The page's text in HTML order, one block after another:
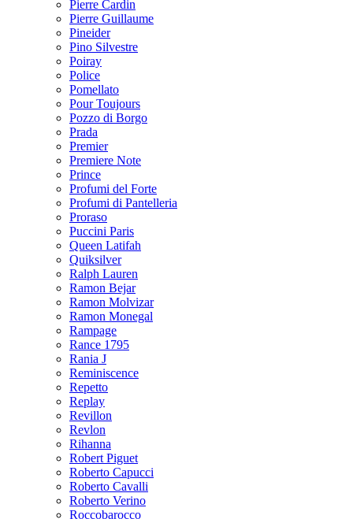
Pierre Cardin
Pierre Guillaume
Pineider
Pino Silvestre
Poiray
Police
Pomellato
Pour Toujours
Pozzo di Borgo
Prada
Premier
Premiere Note
Prince
Profumi del Forte
Profumi di Pantelleria
Proraso
Puccini Paris
Queen Latifah
Quiksilver
Ralph Lauren
Ramon Bejar
Ramon Molvizar
Ramon Monegal
Rampage
Rance 1795
Rania J
Reminiscence
Repetto
Replay
Revillon
Revlon
Rihanna
Robert Piguet
Roberto Capucci
Roberto Cavalli
Roberto Verino
Roccobarocco